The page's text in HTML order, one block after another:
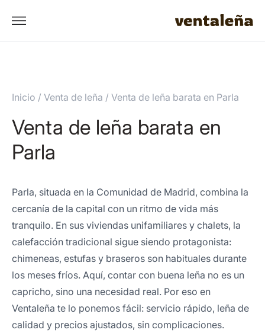
Inicio / Venta de leña / Venta de leña barata en Parla
Venta de leña barata en
Parla
Parla, situada en la Comunidad de Madrid, combina la
cercanía de la capital con un ritmo de vida más
tranquilo. En sus viviendas unifamiliares y chalets, la
calefacción tradicional sigue siendo protagonista:
chimeneas, estufas y braseros son habituales durante
los meses fríos. Aquí, contar con buena leña no es un
capricho, sino una necesidad real. Por eso en
Ventaleña te lo ponemos fácil: servicio rápido, leña de
calidad y precios ajustados, sin complicaciones.